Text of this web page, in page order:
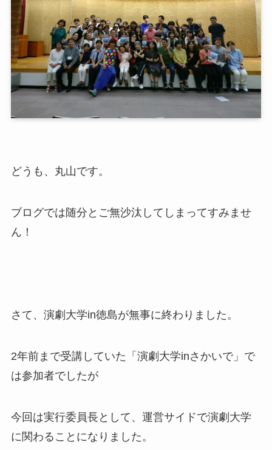
どうも、丸山です。
ブログでは随分とご無沙汰してしまってすみませ
ん！
さて、演劇大学in徳島が無事に終わりました。
2年前まで受講していた「演劇大学inさかいで」で
は参加者でしたが
今回は実行委員長として、運営サイドで演劇大学
に関わることになりました。